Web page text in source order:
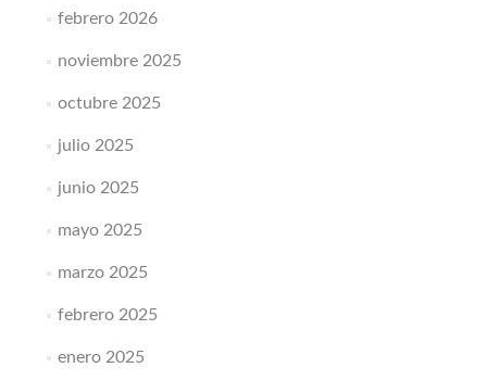
febrero 2026
noviembre 2025
octubre 2025
julio 2025
junio 2025
mayo 2025
marzo 2025
febrero 2025
enero 2025